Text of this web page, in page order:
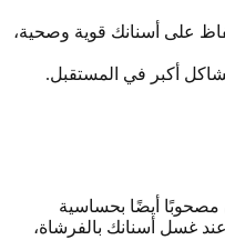
على أسنانك قوية وصحية،
أكبر في المستقبل.
مصحوبًا أيضًا بحساسية
غسل أسنانك بالفرشاة،